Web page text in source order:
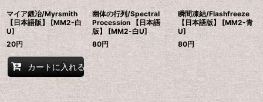
マイア鍛冶/Myrsmith
【日本語版】 [MM2-白
U]
20円
カートに入れる
幽体の行列/Spectral
Procession 【日本語
版】 [MM2-白U]
80円
瞬間凍結/Flashfreeze
【日本語版】 [MM2-青
U]
80円